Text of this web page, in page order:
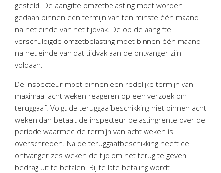
Nieuwsbrief
Nieuwsoverzicht
Handige links
Downloads
AvantiOnline
Twinfield – Boekhouden
BaseCone – Facturen
Visionplanner – Rapportage
gesteld. De aangifte omzetbelasting moet worden
gedaan binnen een termijn van ten minste één maand
na het einde van het tijdvak. De op de aangifte
verschuldigde omzetbelasting moet binnen één maand
na het einde van dat tijdvak aan de ontvanger zijn
voldaan.
De inspecteur moet binnen een redelijke termijn van
maximaal acht weken reageren op een verzoek om
teruggaaf. Volgt de teruggaafbeschikking niet binnen acht
weken dan betaalt de inspecteur belastingrente over de
periode waarmee de termijn van acht weken is
overschreden. Na de teruggaafbeschikking heeft de
ontvanger zes weken de tijd om het terug te geven
bedrag uit te betalen. Bij te late betaling wordt